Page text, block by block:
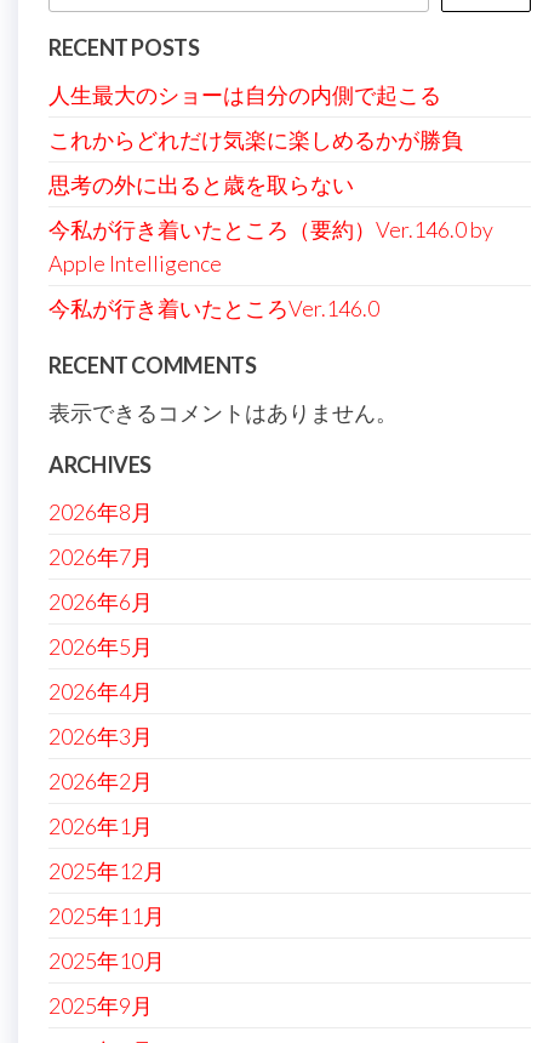
ン
RECENT POSTS
人生最大のショーは自分の内側で起こる
これからどれだけ気楽に楽しめるかが勝負
思考の外に出ると歳を取らない
今私が行き着いたところ（要約）Ver.146.0 by
Apple Intelligence
今私が行き着いたところVer.146.0
RECENT COMMENTS
表示できるコメントはありません。
ARCHIVES
2026年8月
2026年7月
2026年6月
2026年5月
2026年4月
2026年3月
2026年2月
2026年1月
2025年12月
2025年11月
2025年10月
2025年9月